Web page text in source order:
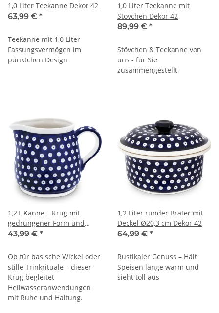
1,0 Liter Teekanne Dekor 42
63,99 € *
Teekanne mit 1,0 Liter
Fassungsvermögen im
pünktchen Design
1,0 Liter Teekanne mit
Stövchen Dekor 42
89,99 € *
Stövchen & Teekanne von
uns - für Sie
zusammengestellt
1,2 L Kanne – Krug mit
gedrungener Form und
breiter Standfläche, Dekor
43,99 € *
Ob für basische Wickel oder
stille Trinkrituale – dieser
Krug begleitet
Heilwasseranwendungen
mit Ruhe und Haltung.
1,2 Liter runder Bräter mit
Deckel Ø20,3 cm Dekor 42
64,99 € *
Rustikaler Genuss – Hält
Speisen lange warm und
sieht toll aus